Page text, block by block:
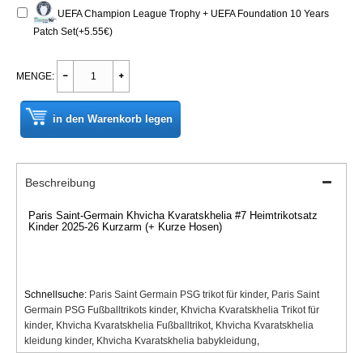
UEFA Champion League Trophy + UEFA Foundation 10 Years
Patch Set(+5.55€)
MENGE:
in den Warenkorb legen
Beschreibung
Paris Saint-Germain Khvicha Kvaratskhelia #7 Heimtrikotsatz
Kinder 2025-26 Kurzarm (+ Kurze Hosen)
Schnellsuche: Paris Saint Germain PSG trikot für kinder, Paris Saint
Germain PSG Fußballtrikots kinder, Khvicha Kvaratskhelia Trikot für
kinder, Khvicha Kvaratskhelia Fußballtrikot Khvicha Kvaratskhelia
kleidung kinder, Khvicha Kvaratskhelia babykleidung